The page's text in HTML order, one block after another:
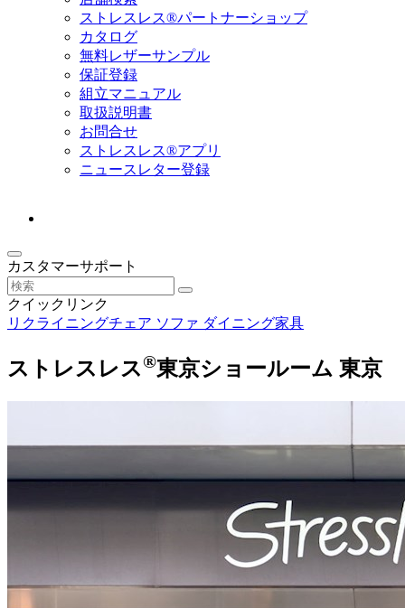
ストレスレス®パートナーショップ
カタログ
無料レザーサンプル
保証登録
組立マニュアル
取扱説明書
お問合せ
ストレスレス®アプリ
ニュースレター登録
カスタマーサポート
クイックリンク
リクライニングチェア ソファ ダイニング家具
ストレスレス®東京ショールーム 東京